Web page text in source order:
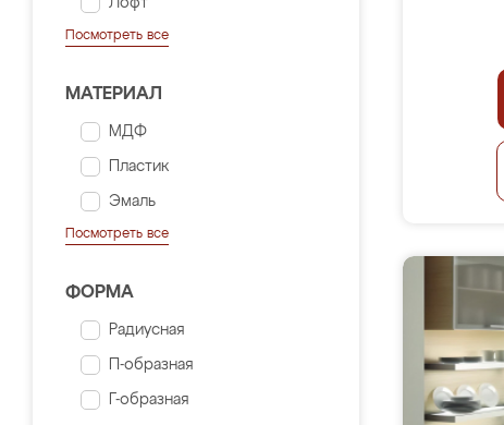
Лофт
Посмотреть все
МАТЕРИАЛ
МДФ
Пластик
Эмаль
Посмотреть все
ФОРМА
Радиусная
П-образная
Г-образная